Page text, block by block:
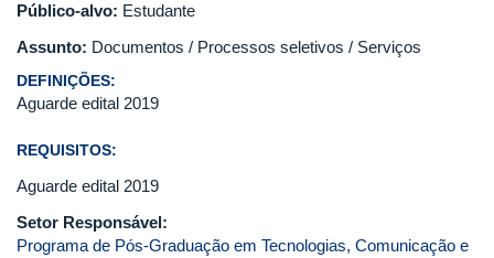
Público-alvo: Estudante
Assunto: Documentos / Processos seletivos / Serviços
DEFINIÇÕES:
Aguarde edital 2019
REQUISITOS:
Aguarde edital 2019
Setor Responsável:
Programa de Pós-Graduação em Tecnologias, Comunicação e